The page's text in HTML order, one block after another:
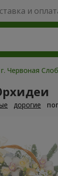
и
Червоная
дорогие